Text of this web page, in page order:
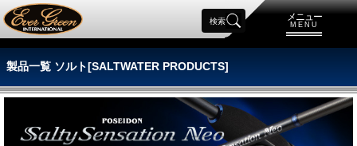
メニュー
MENU
検索
製品一覧 ソルト[SALTWATER PRODUCTS]